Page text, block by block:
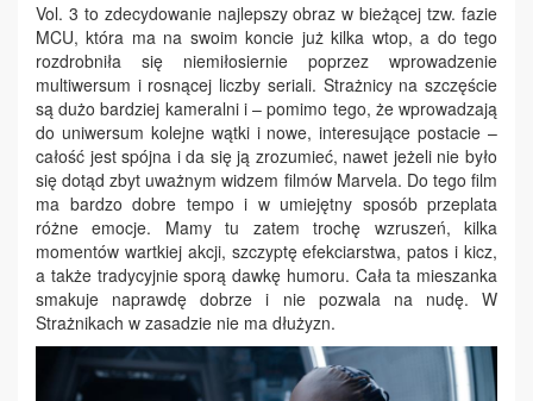
Vol. 3 to zdecydowanie najlepszy obraz w bieżącej tzw. fazie
MCU, która ma na swoim koncie już kilka wtop, a do tego
rozdrobniła się niemiłosiernie poprzez wprowadzenie
multiwersum i rosnącej liczby seriali. Strażnicy na szczęście
są dużo bardziej kameralni i – pomimo tego, że wprowadzają
do uniwersum kolejne wątki i nowe, interesujące postacie –
całość jest spójna i da się ją zrozumieć, nawet jeżeli nie było
się dotąd zbyt uważnym widzem filmów Marvela. Do tego film
ma bardzo dobre tempo i w umiejętny sposób przeplata
różne emocje. Mamy tu zatem trochę wzruszeń, kilka
momentów wartkiej akcji, szczyptę efekciarstwa, patos i kicz,
a także tradycyjnie sporą dawkę humoru. Cała ta mieszanka
smakuje naprawdę dobrze i nie pozwala na nudę. W
Strażnikach w zasadzie nie ma dłużyzn.